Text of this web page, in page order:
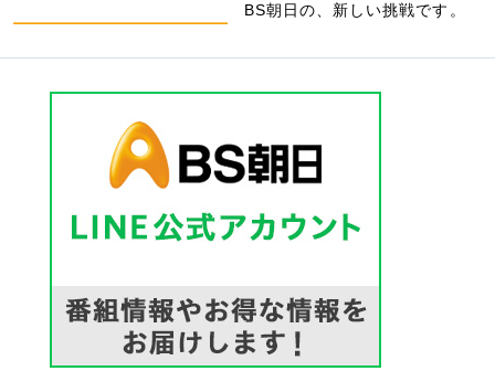
BS朝日の、新しい挑戦です。